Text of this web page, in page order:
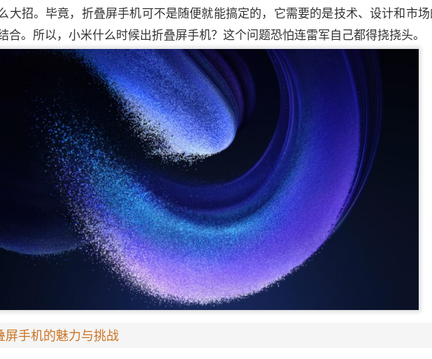
大招。毕竟，折叠屏手机可不是随便就能搞定的，它需要的是技术、设计和市场
合。所以，小米什么时候出折叠屏手机？这个问题恐怕连雷军自己都得挠挠头。
屏手机的魅力与挑战